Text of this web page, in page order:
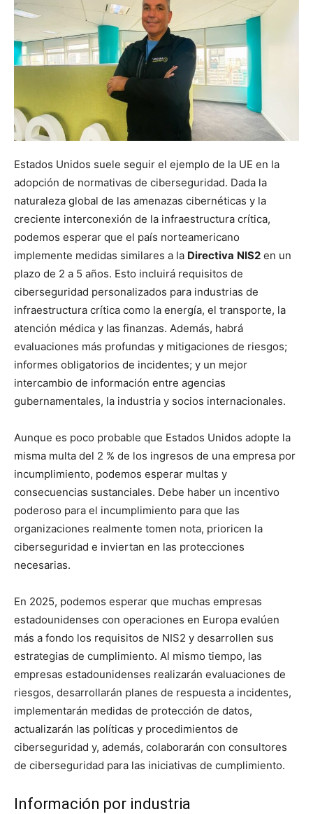
Estados Unidos suele seguir el ejemplo de la UE en la
adopción de normativas de ciberseguridad. Dada la
naturaleza global de las amenazas cibernéticas y la
creciente interconexión de la infraestructura crítica,
podemos esperar que el país norteamericano
implemente medidas similares a la Directiva NIS2 en un
plazo de 2 a 5 años. Esto incluirá requisitos de
ciberseguridad personalizados para industrias de
infraestructura crítica como la energía, el transporte, la
atención médica y las finanzas. Además, habrá
evaluaciones más profundas y mitigaciones de riesgos;
informes obligatorios de incidentes; y un mejor
intercambio de información entre agencias
gubernamentales, la industria y socios internacionales.
Aunque es poco probable que Estados Unidos adopte la
misma multa del 2 % de los ingresos de una empresa por
incumplimiento, podemos esperar multas y
consecuencias sustanciales. Debe haber un incentivo
poderoso para el incumplimiento para que las
organizaciones realmente tomen nota, prioricen la
ciberseguridad e inviertan en las protecciones
necesarias.
En 2025, podemos esperar que muchas empresas
estadounidenses con operaciones en Europa evalúen
más a fondo los requisitos de NIS2 y desarrollen sus
estrategias de cumplimiento. Al mismo tiempo, las
empresas estadounidenses realizarán evaluaciones de
riesgos, desarrollarán planes de respuesta a incidentes,
implementarán medidas de protección de datos,
actualizarán las políticas y procedimientos de
ciberseguridad y, además, colaborarán con consultores
de ciberseguridad para las iniciativas de cumplimiento.
Información por industria